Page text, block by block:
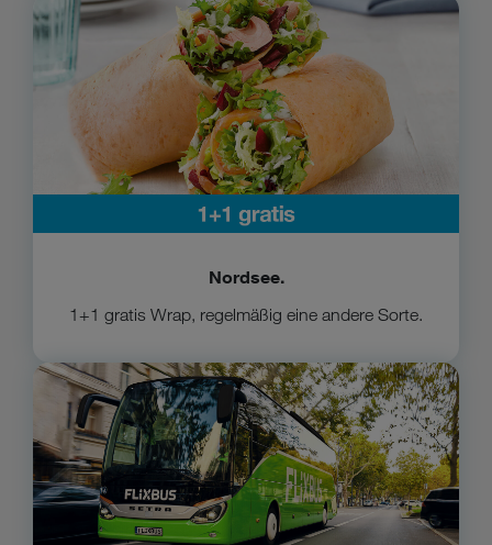
Nordsee.
1+1 gratis Wrap, regelmäßig eine andere Sorte.
Zu Nordsee
Zu FlixBus